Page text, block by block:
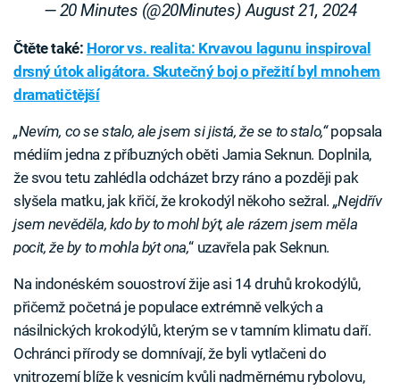
— 20 Minutes (@20Minutes)August 21, 2024
Čtěte také: Horor vs. realita: Krvavou lagunu inspiroval
drsný útok aligátora. Skutečný boj o přežití byl mnohem
dramatičtější
„Nevím, co se stalo, ale jsem si jistá, že se to stalo,“popsala
médiím jedna z příbuzných oběti Jamia Seknun. Doplnila,
že svou tetu zahlédla odcházet brzy ráno a později pak
slyšela matku, jak křičí, že krokodýl někoho sežral. „Nejdřív
jsem nevěděla, kdo by to mohl být, ale rázem jsem měla
pocit, že by to mohla být ona,“ uzavřela pak Seknun.
Na indonéském souostroví žije asi 14 druhů krokodýlů,
přičemž početná je populace extrémně velkých a
násilnických krokodýlů, kterým se v tamním klimatu daří.
Ochránci přírody se domnívají, že byli vytlačeni do
vnitrozemí blíže k vesnicím kvůli nadměrnému rybolovu,